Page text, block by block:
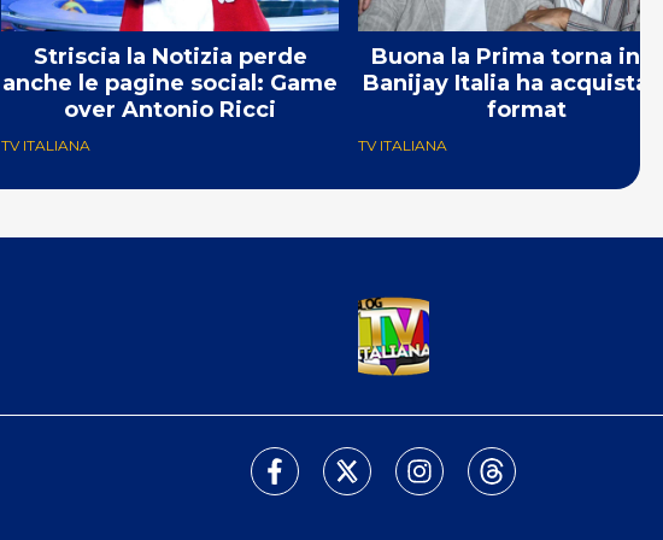
Striscia la Notizia perde
anche le pagine social: Game
over Antonio Ricci
TV ITALIANA
Buona la Prima torna in
Banijay Italia ha
format
TV ITALIANA